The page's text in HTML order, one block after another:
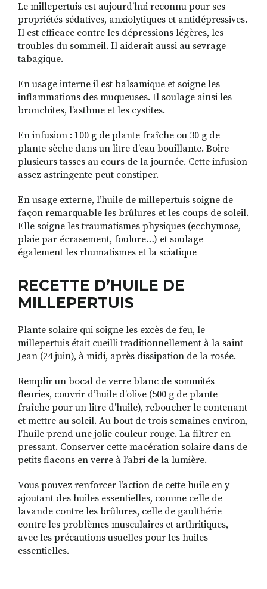
Le millepertuis est aujourd’hui reconnu pour ses
propriétés sédatives, anxiolytiques et antidépressives.
Il est efficace contre les dépressions légères, les
troubles du sommeil. Il aiderait aussi au sevrage
tabagique.
En usage interne il est balsamique et soigne les
inflammations des muqueuses. Il soulage ainsi les
bronchites, l’asthme et les cystites.
En infusion : 100 g de plante fraîche ou 30 g de
plante sèche dans un litre d’eau bouillante. Boire
plusieurs tasses au cours de la journée. Cette infusion
assez astringente peut constiper.
En usage externe, l’huile de millepertuis soigne de
façon remarquable les brûlures et les coups de soleil.
Elle soigne les traumatismes physiques (ecchymose,
plaie par écrasement, foulure…) et soulage
également les rhumatismes et la sciatique
RECETTE D’HUILE DE
MILLEPERTUIS
Plante solaire qui soigne les excès de feu, le
millepertuis était cueilli traditionnellement à la saint
Jean (24 juin), à midi, après dissipation de la rosée.
Remplir un bocal de verre blanc de sommités
fleuries, couvrir d’huile d’olive (500 g de plante
fraîche pour un litre d’huile), reboucher le contenant
et mettre au soleil. Au bout de trois semaines environ,
l’huile prend une jolie couleur rouge. La filtrer en
pressant. Conserver cette macération solaire dans de
petits flacons en verre à l’abri de la lumière.
Vous pouvez renforcer l’action de cette huile en y
ajoutant des huiles essentielles, comme celle de
lavande contre les brûlures, celle de gaulthérie
contre les problèmes musculaires et arthritiques,
avec les précautions usuelles pour les huiles
essentielles.